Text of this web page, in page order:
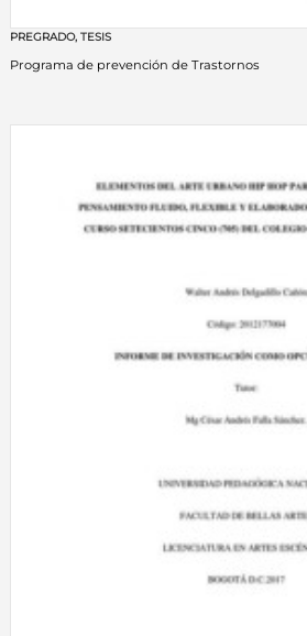
PREGRADO, TESIS
Programa de prevención de Trastornos